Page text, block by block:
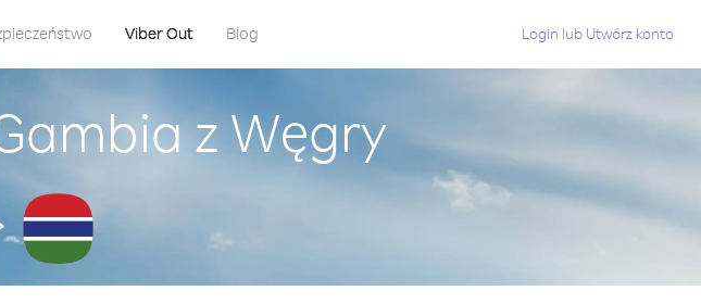
Viber Out Blog Login lub Utwórz konto
z Węgry